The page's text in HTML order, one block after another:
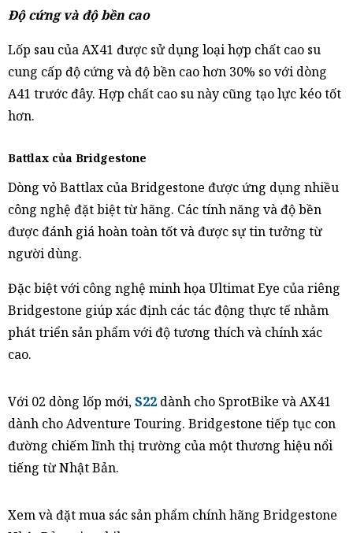
Độ cứng và độ bền cao
Lốp sau của AX41 được sử dụng loại hợp chất cao su
cung cấp độ cứng và độ bền cao hơn 30% so với dòng
A41 trước đây. Hợp chất cao su này cũng tạo lực kéo tốt
hơn.
Battlax của Bridgestone
Dòng vỏ Battlax của Bridgestone được ứng dụng nhiều
công nghệ đặt biệt từ hãng. Các tính năng và độ bền
được đánh giá hoàn toàn tốt và được sự tin tưởng từ
người dùng.
Đặc biệt với công nghệ minh họa Ultimat Eye của riêng
Bridgestone giúp xác định các tác động thực tế nhằm
phát triển sản phẩm với độ tương thích và chính xác
cao.
Với 02 dòng lốp mới,S22 dành cho SprotBike và AX41
dành cho Adventure Touring. Bridgestone tiếp tục con
đường chiếm lĩnh thị trường của một thương hiệu nổi
tiếng từ Nhật Bản.
Xem và đặt mua sác sản phẩm chính hãng Bridgestone